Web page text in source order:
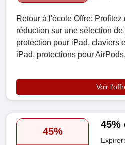
Retour à l'école Offre:
réduction sur une sélection
protection pour iPad, claviers
iPad, protections pour
Voir
45%
45%